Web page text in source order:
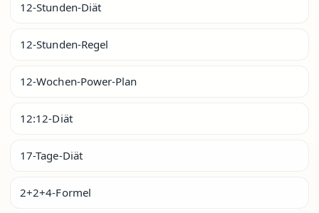
12-Stunden-Diät
12-Stunden-Regel
12-Wochen-Power-Plan
12:12-Diät
17-Tage-Diät
2+2+4-Formel